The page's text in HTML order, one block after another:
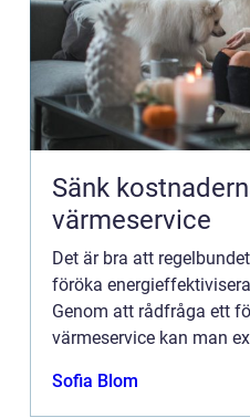
Sänk
värmeservice
Det är bra att
föröka
Genom att rådfråga ett
värmeservice kan man
värmesyst...
Sofia Blom